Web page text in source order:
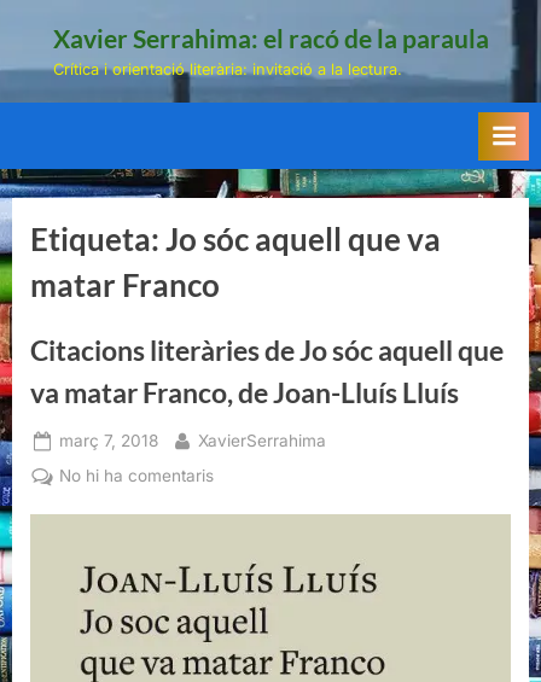
Xavier Serrahima: el racó de la paraula
Crítica i orientació literària: invitació a la lectura.
Etiqueta:Jo sóc aquell que va
matar Franco
Citacions literàries de Jo sóc aquell que
va matar Franco, de Joan-Lluís Lluís
Posted
on
març 7, 2018 By
XavierSerrahima
No hi ha comentarisa
Jo
sóc
aquell
que